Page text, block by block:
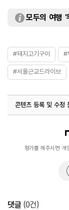
모두의 여행 '
#돼지고기구이 #
#서울근교드라이브
콘텐츠 등록 및 수정
평가를 해주시면 개
댓글 (0건)